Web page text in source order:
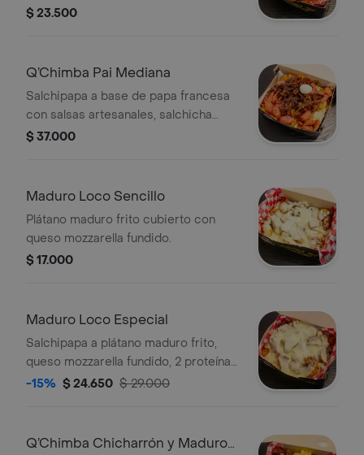
ranchera, maduro y tocineta
$ 23.500
Q’Chimba Pai Mediana
Salchipapa a base de papa francesa
con salsas artesanales, salchicha
ranchera, maduro y tocineta
$ 37.000
Maduro Loco Sencillo
Plátano maduro frito cubierto con
queso mozzarella fundido.
$ 17.000
Maduro Loco Especial
Salchipapa a plátano maduro frito,
queso mozzarella fundido, 2 proteínas
a elección
-15% $ 24.650 $ 29.000
Q’Chimba Chicharrón y Maduro